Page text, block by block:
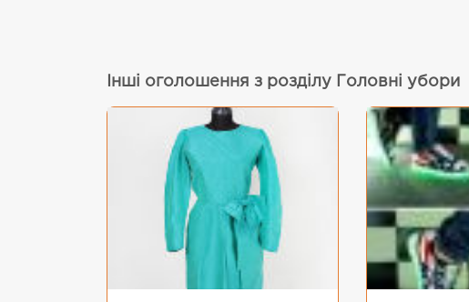
Інші оголошення з розділу Головні убори